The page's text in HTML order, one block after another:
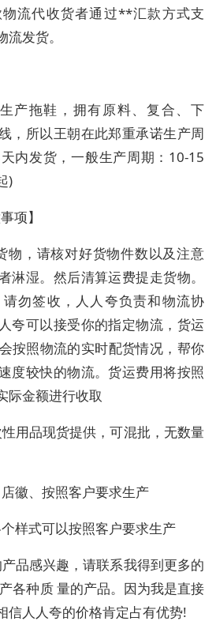
流代收货者通过**汇款方式支
发货。
产拖鞋，拥有原料、复合、下
，所以王朝在此郑重承诺生产周
内发货，一般生产周期：10-15
)
项】
物，请核对好货物件数以及注意
淋湿。然后清算运费提走货物。
勿签收，人人夸负责和物流协
夸可以接受你的指定物流，货运
按照物流的实时配货情况，帮你
度较快的物流。货运费用将按照
际金额进行收取
用品现货提供，可混批，无数量
徽、按照客户要求生产
样式可以按照客户要求生产
品感兴趣，请联系我得到更多的
各种质 量的产品。因为我是直接
信人人夸的价格肯定占有优势!